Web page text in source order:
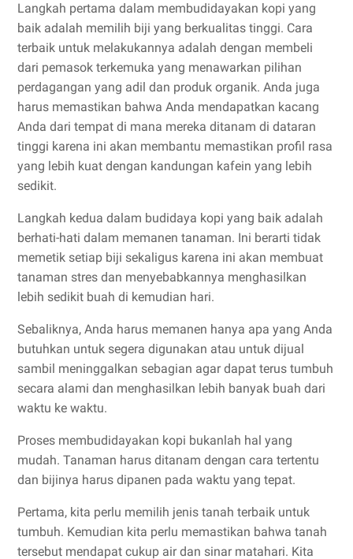
Langkah pertama dalam membudidayakan kopi yang
baik adalah memilih biji yang berkualitas tinggi. Cara
terbaik untuk melakukannya adalah dengan membeli
dari pemasok terkemuka yang menawarkan pilihan
perdagangan yang adil dan produk organik. Anda juga
harus memastikan bahwa Anda mendapatkan kacang
Anda dari tempat di mana mereka ditanam di dataran
tinggi karena ini akan membantu memastikan profil rasa
yang lebih kuat dengan kandungan kafein yang lebih
sedikit.
Langkah kedua dalam budidaya kopi yang baik adalah
berhati-hati dalam memanen tanaman. Ini berarti tidak
memetik setiap biji sekaligus karena ini akan membuat
tanaman stres dan menyebabkannya menghasilkan
lebih sedikit buah di kemudian hari.
Sebaliknya, Anda harus memanen hanya apa yang Anda
butuhkan untuk segera digunakan atau untuk dijual
sambil meninggalkan sebagian agar dapat terus tumbuh
secara alami dan menghasilkan lebih banyak buah dari
waktu ke waktu.
Proses membudidayakan kopi bukanlah hal yang
mudah. Tanaman harus ditanam dengan cara tertentu
dan bijinya harus dipanen pada waktu yang tepat.
Pertama, kita perlu memilih jenis tanah terbaik untuk
tumbuh. Kemudian kita perlu memastikan bahwa tanah
tersebut mendapat cukup air dan sinar matahari. Kita